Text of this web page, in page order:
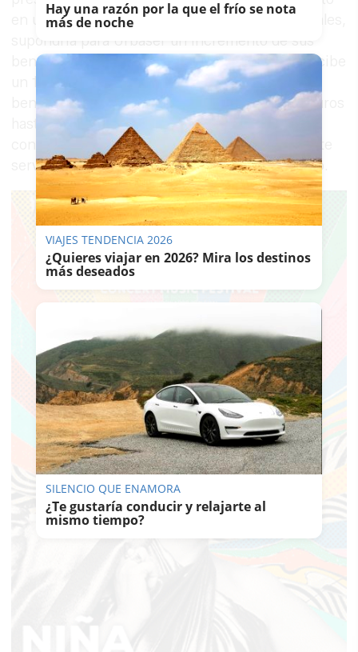
en unos 4 millones, aseguran fuentes municipales,
supondría para Urbaser un incremento de sus
beneficios en 600.000 euros al año, ya que percibe
un 15% del volumen total en concepto de
beneficio industrial. En total, 2,4 millones de euros
hasta 2019, cuando concluirá su relación
contractual en Jerez tras 24 años prestando este
servicio obligatorio y esencial para el municipio.
Hay una razón por la que el frío se nota
más de noche
VIAJES TENDENCIA 2026
¿Quieres viajar en 2026? Mira los destinos
más deseados
SILENCIO QUE ENAMORA
¿Te gustaría conducir y relajarte al
mismo tiempo?